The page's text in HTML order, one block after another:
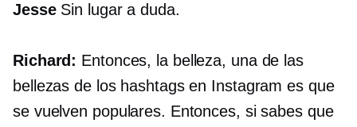
JesseSin lugar a duda.
Richard: Entonces, la belleza, una de las
bellezas de los hashtags en Instagram es que
se vuelven populares. Entonces, si sabes que